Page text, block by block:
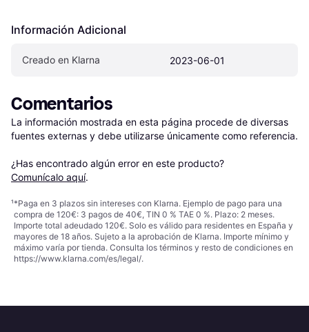
Información Adicional
Creado en Klarna 2023-06-01
Comentarios
La información mostrada en esta página procede de diversas
fuentes externas y debe utilizarse únicamente como referencia.
¿Has encontrado algún error en este producto?
Comunícalo aquí.
¹*Paga en 3 plazos sin intereses con Klarna. Ejemplo de pago para una
compra de 120€: 3 pagos de 40€, TIN 0 % TAE 0 %. Plazo: 2 meses.
Importe total adeudado 120€. Solo es válido para residentes en España y
mayores de 18 años. Sujeto a la aprobación de Klarna. Importe mínimo y
máximo varía por tienda. Consulta los términos y resto de condiciones en
https://www.klarna.com/es/legal/.